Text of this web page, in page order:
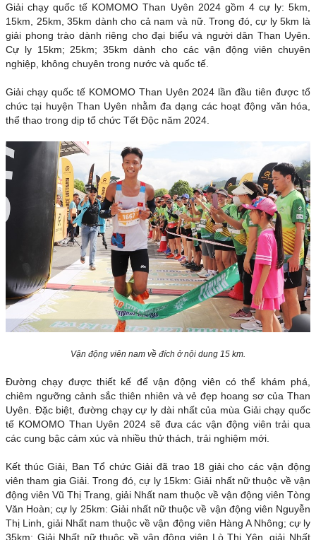
Giải chạy quốc tế KOMOMO Than Uyên 2024 gồm 4 cự ly: 5km,
15km, 25km, 35km dành cho cả nam và nữ. Trong đó, cự ly 5km là
giải phong trào dành riêng cho đại biểu và người dân Than Uyên.
Cự ly 15km; 25km; 35km dành cho các vận động viên chuyên
nghiệp, không chuyên trong nước và quốc tế.
Giải chạy quốc tế KOMOMO Than Uyên 2024 lần đầu tiên được tổ
chức tại huyện Than Uyên nhằm đa dạng các hoạt động văn hóa,
thể thao trong dịp tổ chức Tết Độc năm 2024.
Vận động viên nam về đích ở nội dung 15 km.
Đường chạy được thiết kế để vận động viên có thể khám phá,
chiêm ngưỡng cảnh sắc thiên nhiên và vẻ đẹp hoang sơ của Than
Uyên. Đặc biệt, đường chạy cự ly dài nhất của mùa Giải chạy quốc
tế KOMOMO Than Uyên 2024 sẽ đưa các vận động viên trải qua
các cung bậc cảm xúc và nhiều thử thách, trải nghiệm mới.
Kết thúc Giải, Ban Tổ chức Giải đã trao 18 giải cho các vận động
viên tham gia Giải. Trong đó, cự ly 15km: Giải nhất nữ thuộc về vận
động viên Vũ Thị Trang, giải Nhất nam thuộc về vận động viên Tòng
Văn Hoàn; cự ly 25km: Giải nhất nữ thuộc về vận động viên Nguyễn
Thị Linh, giải Nhất nam thuộc về vận động viên Hàng A Nhông; cự ly
35km: Giải Nhất nữ thuộc về vận động viên Lò Thị Yên, giải Nhất